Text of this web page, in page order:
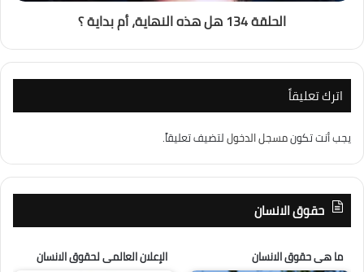
الحلقة 134 هل هذه النهاية، أم بداية ؟
اترك تعليقاً
يجب أنت تكونمسجل الدخوللتضيف تعليقاً.
حقوق الانسان
ما هى حقوق الانسان الإعلان العالمى لحقوق الانسان